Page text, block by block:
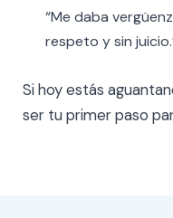
“Me daba
respeto y sin
Si hoy estás
ser tu primer paso